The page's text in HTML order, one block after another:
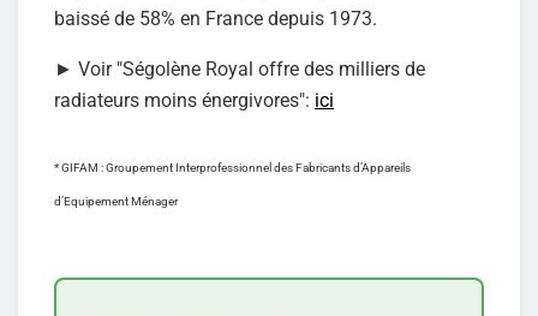
baissé de 58% en France depuis 1973.
► Voir "Ségolène Royal offre des milliers de
radiateurs moins énergivores": ici
* GIFAM : Groupement Interprofessionnel des Fabricants d’Appareils
d’Equipement Ménager